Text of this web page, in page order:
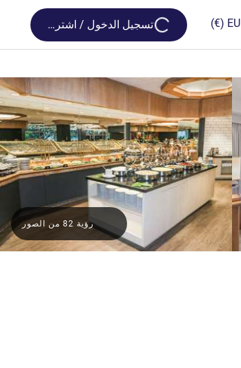
(€)
Loading...
تسجيل الدخول / اشترك
رؤية 82 من الصور